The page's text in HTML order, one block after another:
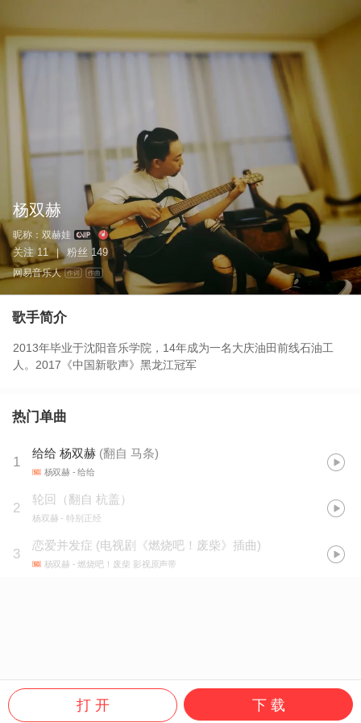
杨双赫
昵称： 双赫娃
关注 11 | 粉丝 149
网易音乐人 作词 作曲
歌手简介
2013年毕业于沈阳音乐学院，14年成为一名大庆油田前线石油工
人。2017《中国新歌声》黑龙江冠军
热门单曲
1
给给 杨双赫 (翻自 马条)
杨双赫 - 给给
2
轮回（翻自 杭盖）
杨双赫 - 特别正经
3
恋爱并发症 (电视剧《燃烧吧！废柴》插曲)
杨双赫 - 燃烧吧！废柴 影视原声带
打 开 下 载